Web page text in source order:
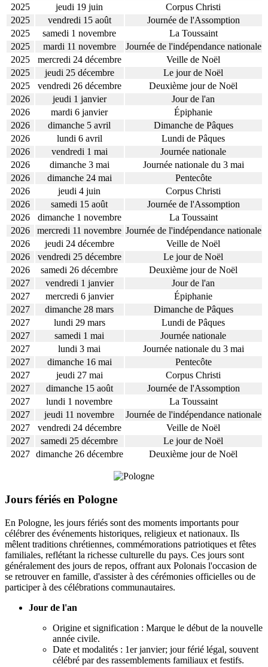
2025
jeudi 19 juin
Corpus Christi
2025
vendredi 15 août
Journée de l'Assomption
2025
samedi 1 novembre
La Toussaint
2025
mardi 11 novembre
Journée de l'indépendance nationale
2025
mercredi 24 décembre
Veille de Noël
2025
jeudi 25 décembre
Le jour de Noël
2025
vendredi 26 décembre
Deuxième jour de Noël
2026
jeudi 1 janvier
Jour de l'an
2026
mardi 6 janvier
Épiphanie
2026
dimanche 5 avril
Dimanche de Pâques
2026
lundi 6 avril
Lundi de Pâques
2026
vendredi 1 mai
Journée nationale
2026
dimanche 3 mai
Journée nationale du 3 mai
2026
dimanche 24 mai
Pentecôte
2026
jeudi 4 juin
Corpus Christi
2026
samedi 15 août
Journée de l'Assomption
2026
dimanche 1 novembre
La Toussaint
2026
mercredi 11 novembre Journée de l'indépendance nationale
2026
jeudi 24 décembre
Veille de Noël
2026
vendredi 25 décembre
Le jour de Noël
2026
samedi 26 décembre
Deuxième jour de Noël
2027
vendredi 1 janvier
Jour de l'an
2027
mercredi 6 janvier
Épiphanie
2027
dimanche 28 mars
Dimanche de Pâques
2027
lundi 29 mars
Lundi de Pâques
2027
samedi 1 mai
Journée nationale
2027
lundi 3 mai
Journée nationale du 3 mai
2027
dimanche 16 mai
Pentecôte
2027
jeudi 27 mai
Corpus Christi
2027
dimanche 15 août
Journée de l'Assomption
2027
lundi 1 novembre
La Toussaint
2027
jeudi 11 novembre
Journée de l'indépendance nationale
2027
vendredi 24 décembre
Veille de Noël
2027
samedi 25 décembre
Le jour de Noël
2027
dimanche 26 décembre Deuxième jour de Noël
Jours fériés en Pologne
En Pologne, les jours fériés sont des moments importants pour
célébrer des événements historiques, religieux et nationaux. Ils
mêlent traditions chrétiennes, commémorations patriotiques et fêtes
familiales, reflétant la richesse culturelle du pays. Ces jours sont
généralement des jours de repos, offrant aux Polonais l'occasion de
se retrouver en famille, d'assister à des cérémonies officielles ou de
participer à des célébrations communautaires.
Jour de l'an
Origine et signification : Marque le début de la nouvelle
année civile.
Date et modalités : 1er janvier; jour férié légal, souvent
célébré par des rassemblements familiaux et festifs.